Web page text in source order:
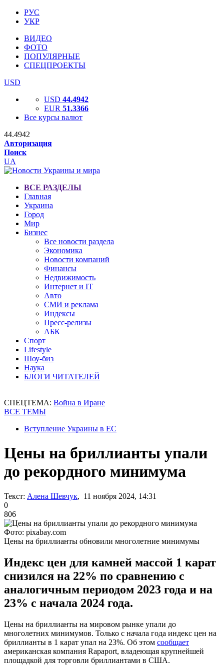
РУС
УКР
ВИДЕО
ФОТО
ПОПУЛЯРНЫЕ
СПЕЦПРОЕКТЫ
USD
USD 44.4942
EUR 51.3366
Все курсы валют
44.4942
Авторизация
Поиск
UA
ВСЕ РАЗДЕЛЫ
Главная
Украина
Город
Мир
Бизнес
Все новости раздела
Экономика
Новости компаний
Финансы
Недвижимость
Интернет и IT
Авто
СМИ и реклама
Индексы
Пресс-релизы
АБК
Спорт
Lifestyle
Шоу-биз
Наука
БЛОГИ ЧИТАТЕЛЕЙ
СПЕЦТЕМА: Война в Иране
ВСЕ ТЕМЫ
Вступление Украины в ЕС
Цены на бриллианты упали
до рекордного минимума
Текст: Алена Шевчук, 11 ноября 2024, 14:31
0
806
Фото: pixabay.com
Цены на бриллианты обновили многолетние минимумы
Индекс цен для камней массой 1 карат
снизился на 22% по сравнению с
аналогичным периодом 2023 года и на
23% с начала 2024 года.
Цены на бриллианты на мировом рынке упали до
многолетних минимумов. Только с начала года индекс цен на
бриллианты в 1 карат упал на 23%. Об этом сообщает
американская компания Rapaport, владеющая крупнейшей
площадкой для торговли бриллиантами в США.